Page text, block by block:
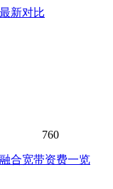
新对比
760
合宽带资费一览